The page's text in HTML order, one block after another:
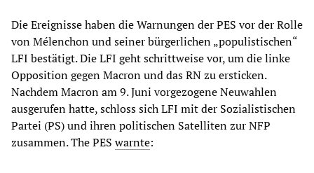
Die Ereignisse haben die Warnungen der PES vor der Rolle
von Mélenchon und seiner bürgerlichen „populistischen“
LFI bestätigt. Die LFI geht schrittweise vor, um die linke
Opposition gegen Macron und das RN zu ersticken.
Nachdem Macron am 9. Juni vorgezogene Neuwahlen
ausgerufen hatte, schloss sich LFI mit der Sozialistischen
Partei (PS) und ihren politischen Satelliten zur NFP
zusammen. The PES warnte: